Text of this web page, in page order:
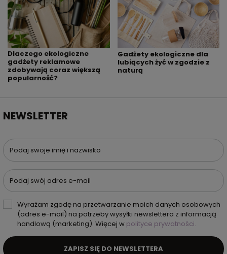
Dlaczego ekologiczne
gadżety reklamowe
zdobywają coraz większą
popularność?
Gadżety ekologiczne dla
lubiących żyć w zgodzie z
naturą
NEWSLETTER
Podaj swoje imię i nazwisko
Podaj swój adres e-mail
Wyrażam zgodę na przetwarzanie moich danych osobowych
(adres e-mail) na potrzeby wysyłki newslettera z informacją
handlową (marketing). Więcej w polityce prywatności.
ZAPISZ SIĘ DO NEWSLETTERA